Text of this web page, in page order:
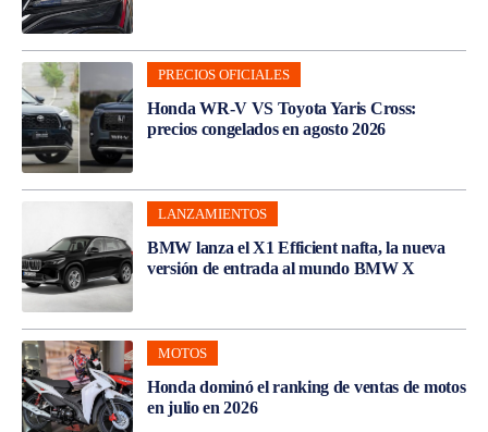
PRECIOS OFICIALES
Honda WR-V VS Toyota Yaris Cross:
precios congelados en agosto 2026
LANZAMIENTOS
BMW lanza el X1 Efficient nafta, la nueva
versión de entrada al mundo BMW X
MOTOS
Honda dominó el ranking de ventas de motos
en julio en 2026